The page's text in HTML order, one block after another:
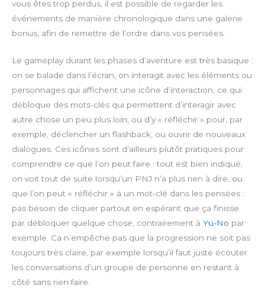
vous êtes trop perdus, il est possible de regarder les
événements de manière chronologique dans une galerie
bonus, afin de remettre de l’ordre dans vos pensées.
Le gameplay durant les phases d’aventure est très basique :
on se balade dans l’écran, on interagit avec les éléments ou
personnages qui affichent une icône d’interaction, ce qui
débloque des mots-clés qui permettent d’interagir avec
autre chose un peu plus loin, ou d’y « réfléchir » pour, par
exemple, déclencher un flashback, ou ouvrir de nouveaux
dialogues. Ces icônes sont d’ailleurs plutôt pratiques pour
comprendre ce que l’on peut faire : tout est bien indiqué,
on voit tout de suite lorsqu’un PNJ n’a plus rien à dire, ou
que l’on peut « réfléchir » à un mot-clé dans les pensées :
pas besoin de cliquer partout en espérant que ça finisse
par débloquer quelque chose, contrairement à Yu-No par
exemple. Ca n’empêche pas que la progression ne soit pas
toujours très claire, par exemple lorsqu’il faut juste écouter
les conversations d’un groupe de personne en restant à
côté sans rien faire.